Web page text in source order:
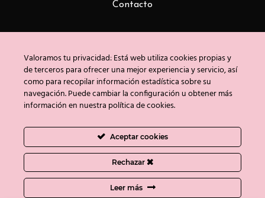
Contacto
Política de privacidad/Uso de cookies/Aviso
legal
Valoramos tu privacidad: Está web utiliza cookies propias y
de terceros para ofrecer una mejor experiencia y servicio, así
como para recopilar información estadística sobre su
navegación. Puede cambiar la configuración u obtener más
información en nuestra política de cookies.
Aceptar cookies
Rechazar
Leer más